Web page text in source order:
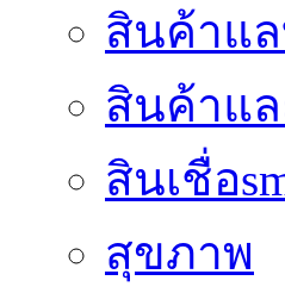
สินค้าแ
สินค้าแ
สินเชื่อ
สุขภาพ